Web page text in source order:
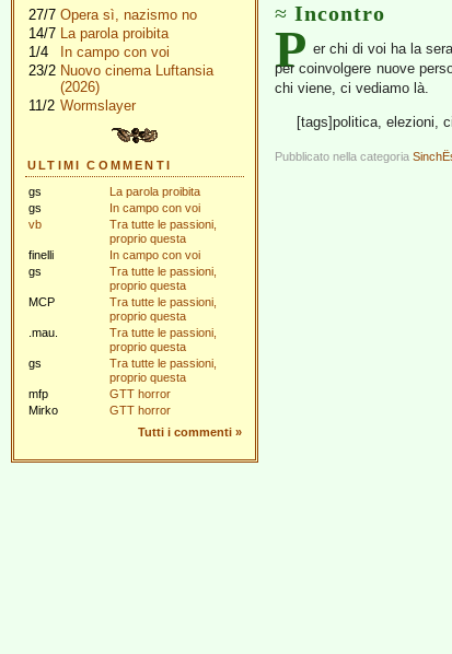
27/7 Opera sì, nazismo no
14/7 La parola proibita
1/4
In campo con voi
23/2 Nuovo cinema Luftansia
(2026)
11/2 Wormslayer
ULTIMI COMMENTI
gs
La parola proibita
gs
In campo con voi
vb
Tra tutte le passioni,
proprio questa
finelli
In campo con voi
gs
Tra tutte le passioni,
proprio questa
MCP
Tra tutte le passioni,
proprio questa
.mau.
Tra tutte le passioni,
proprio questa
gs
Tra tutte le passioni,
proprio questa
mfp
GTT horror
Mirko
GTT horror
Tutti i commenti »
Incontro
P er chi di voi ha la
per coinvolgere nuove
chi viene, ci vediamo là.
[tags]politica, elezioni,
Pubblicato nella categoria